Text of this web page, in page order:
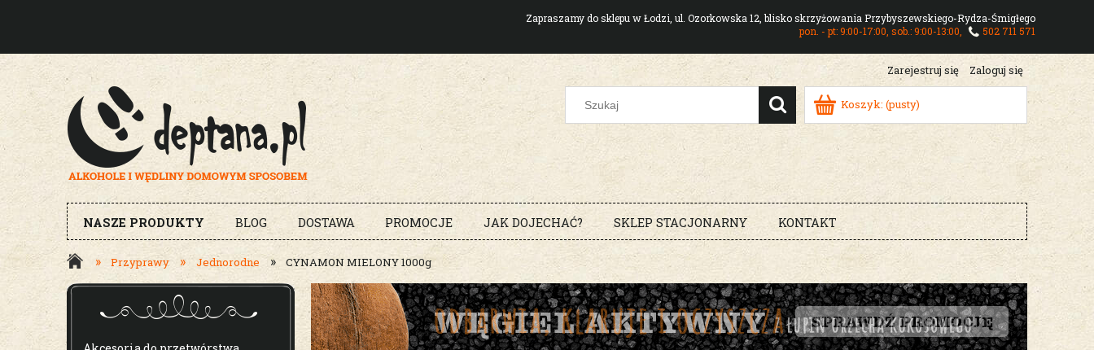
Zapraszamy do sklepu w Łodzi, ul. Ozorkowska 12, blisko skrzyżowania Przybyszewskiego-Rydza-Śmigłego
pon. - pt: 9:00-17:00, sob.: 9:00-13:00,
502 711 571
Zarejestruj się Zaloguj się
Koszyk: (pusty)
NASZE PRODUKTY BLOG DOSTAWA PROMOCJE JAK DOJECHAĆ? SKLEP STACJONARNY KONTAKT
» Przyprawy » Jednorodne » CYNAMON MIELONY 1000g
MENU